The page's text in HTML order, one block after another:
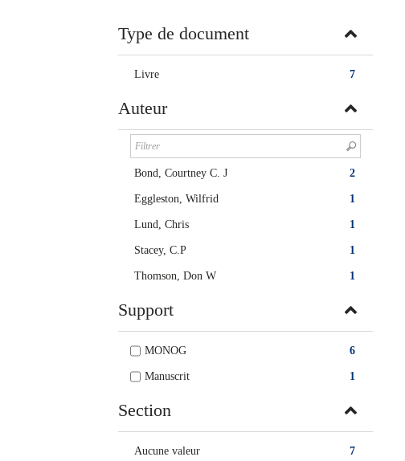
Type de document
7
Livre
Auteur
2
Bond, Courtney C. J
1
Eggleston, Wilfrid
1
Lund, Chris
1
Stacey, C.P
1
Thomson, Don W
Support
6
MONOG
1
Manuscrit
Section
7
Aucune valeur